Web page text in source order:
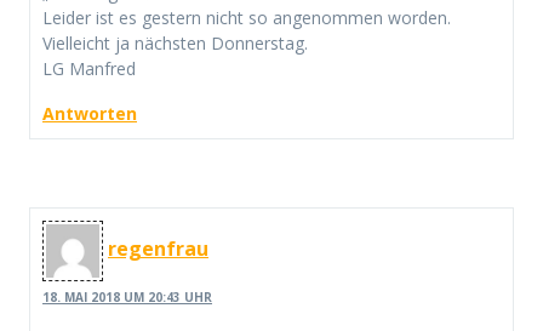
Leider ist es gestern nicht so angenommen worden.
Vielleicht ja nächsten Donnerstag.
LG Manfred
Antworten
regenfrau
18. MAI 2018 UM 20:43 UHR